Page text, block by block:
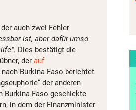
auch zwei Fehler
ist, aber dafür umso
. Dies bestätigt die
der auf
Burkina Faso berichtet
der anderen
Burkina Faso geschickte
in dem der Finanzminister